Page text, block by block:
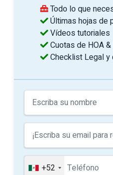
Todo lo que
Últimas hojas de
Vídeos tutoriales
Cuotas de HOA
Checklist Legal y
+52